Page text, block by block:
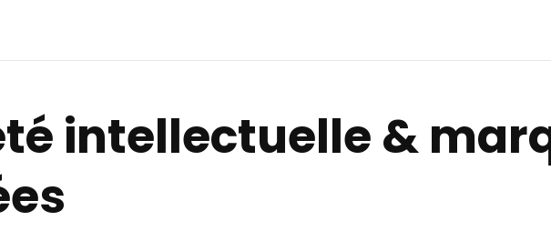
intellectuelle &